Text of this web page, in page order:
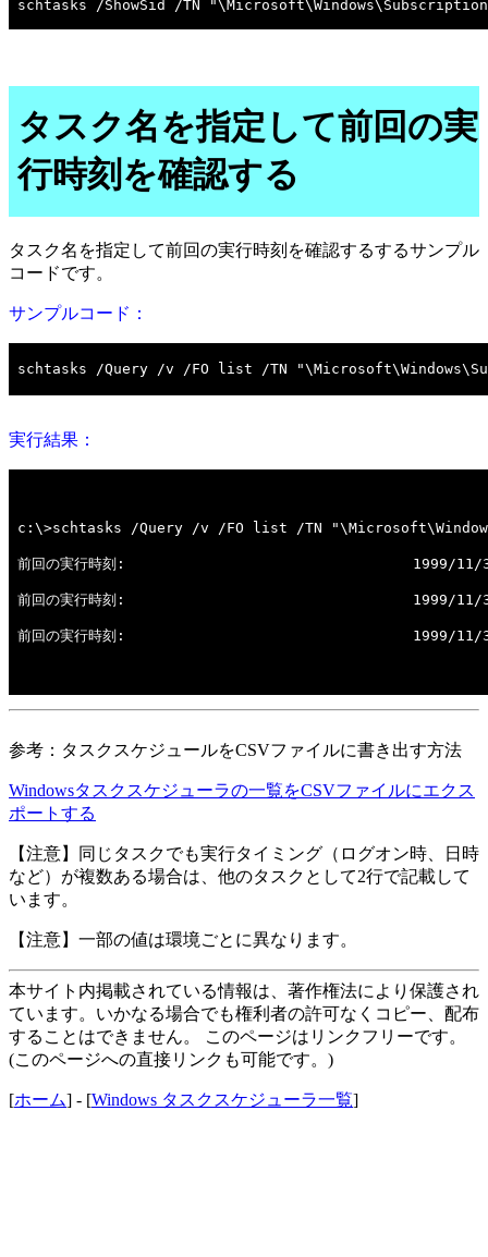
タスク名を指定して前回の実
行時刻を確認する
タスク名を指定して前回の実行時刻を確認するするサンプル
コードです。
サンプルコード：
実行結果：
参考：タスクスケジュールをCSVファイルに書き出す方法
Windowsタスクスケジューラの一覧をCSVファイルにエクス
ポートする
【注意】同じタスクでも実行タイミング（ログオン時、日時
など）が複数ある場合は、他のタスクとして2行で記載して
います。
【注意】一部の値は環境ごとに異なります。
本サイト内掲載されている情報は、著作権法により保護され
ています。いかなる場合でも権利者の許可なくコピー、配布
することはできません。 このページはリンクフリーです。
(このページへの直接リンクも可能です。)
[ホーム] - [Windows タスクスケジューラ一覧]